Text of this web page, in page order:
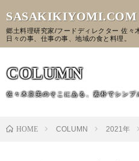
SASAKIKIYOMI.COM
郷土料理研究家/フードディレクター 佐々
日々の事、仕事の事、地域の食と料理。
COLUMN
佐々木京美のそこにある、素朴でシン
HOME COLUMN 2021年